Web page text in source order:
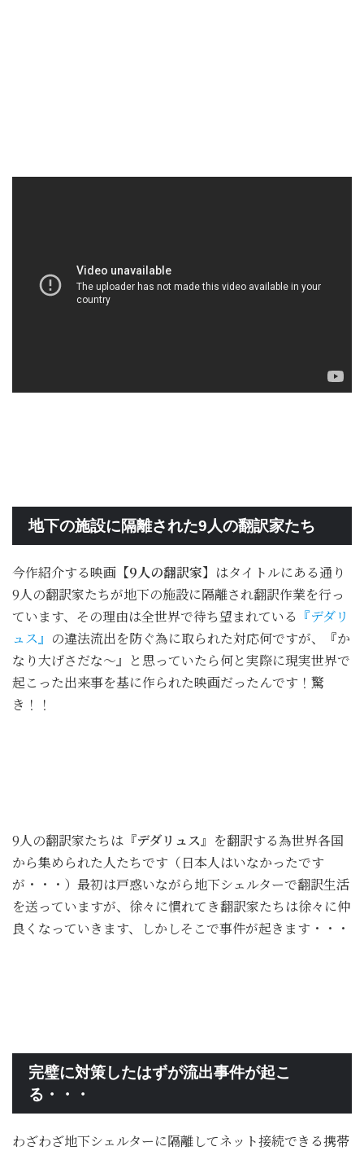
地下の施設に隔離された9人の翻訳家たち
今作紹介する映画 【9人の翻訳家】 はタイトルにある通り
9人の翻訳家たちが地下の施設に隔離され翻訳作業を行っ
ています、その理由は全世界で待ち望まれている 『デダリ
ュス』 の違法流出を防ぐ為に取られた対応何ですが、『か
なり大げさだな～』と思っていたら何と実際に現実世界で
起こった出来事を基に作られた映画だったんです！驚
き！！
9人の翻訳家たちは 『デダリュス』 を翻訳する為世界各国
から集められた人たちです（日本人はいなかったです
が・・・）最初は戸惑いながら地下シェルターで翻訳生活
を送っていますが、徐々に慣れてき翻訳家たちは徐々に仲
良くなっていきます、しかしそこで事件が起きます・・・
完璧に対策したはずが流出事件が起こ
る・・・
わざわざ地下シェルターに隔離してネット接続できる携帯